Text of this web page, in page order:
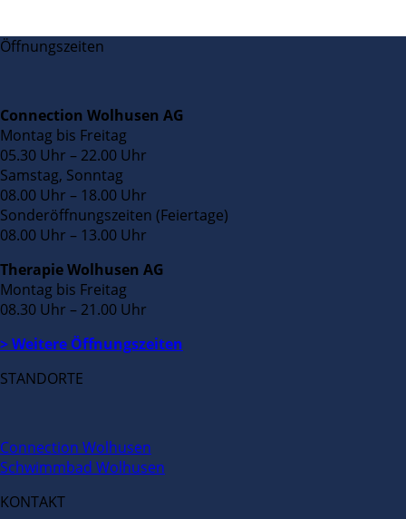
Öffnungszeiten
Connection Wolhusen AG
Montag bis Freitag
05.30 Uhr – 22.00 Uhr
Samstag, Sonntag
08.00 Uhr – 18.00 Uhr
Sonderöffnungszeiten (Feiertage)
08.00 Uhr – 13.00 Uhr
Therapie Wolhusen AG
Montag bis Freitag
08.30 Uhr – 21.00 Uhr
> Weitere Öffnungszeiten
STANDORTE
Connection Wolhusen
Schwimmbad Wolhusen
KONTAKT